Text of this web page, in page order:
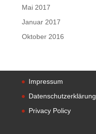
Mai 2017
Januar 2017
Oktober 2016
Impressum
Datenschutzerklärung
Privacy Policy